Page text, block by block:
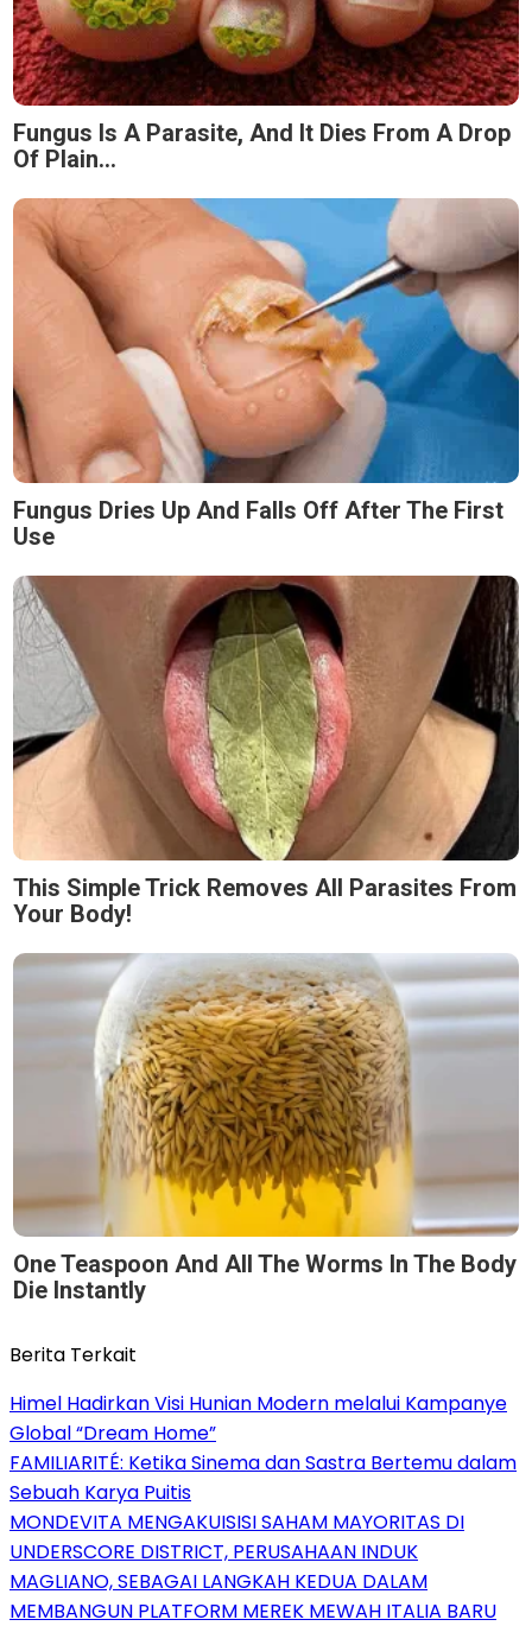
Fungus Is A Parasite, And It Dies From A Drop
Of Plain...
Fungus Dries Up And Falls Off After The First
Use
This Simple Trick Removes All Parasites From
Your Body!
One Teaspoon And All The Worms In The Body
Die Instantly
Berita Terkait
Himel Hadirkan Visi Hunian Modern melalui Kampanye
Global “Dream Home”
FAMILIARITÉ: Ketika Sinema dan Sastra Bertemu dalam
Sebuah Karya Puitis
MONDEVITA MENGAKUISISI SAHAM MAYORITAS DI
UNDERSCORE DISTRICT, PERUSAHAAN INDUK
MAGLIANO, SEBAGAI LANGKAH KEDUA DALAM
MEMBANGUN PLATFORM MEREK MEWAH ITALIA BARU